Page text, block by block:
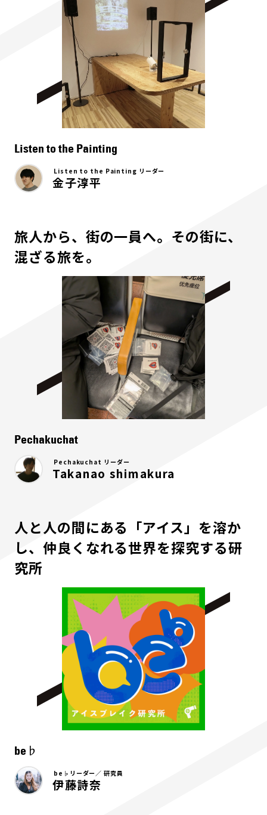
Listen to the Painting
Listen to the Painting リーダー
金子淳平
旅人から、街の一員へ。その街に、
混ざる旅を。
Pechakuchat
Pechakuchat リーダー
Takanao shimakura
人と人の間にある「アイス」を溶か
し、仲良くなれる世界を探究する研
究所
be♭
be♭リーダー／ 研究員
伊藤詩奈